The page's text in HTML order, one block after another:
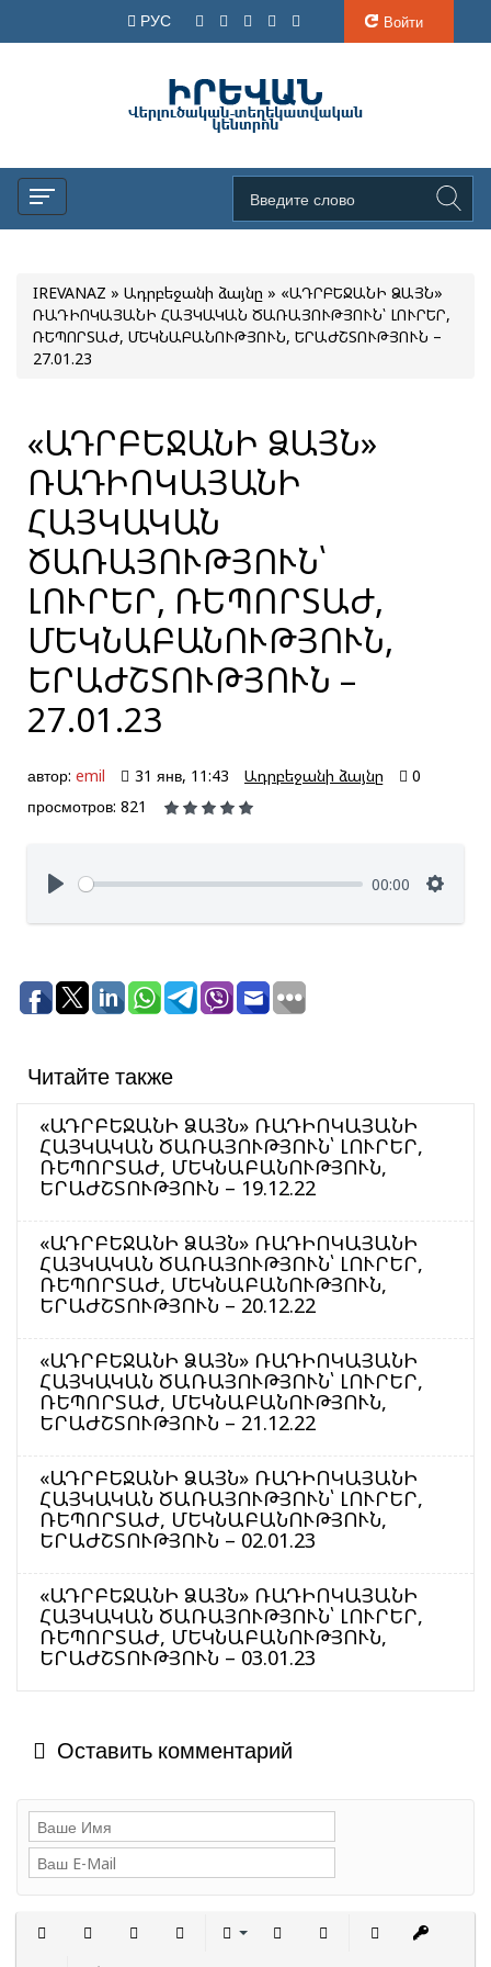
РУС Войти
IREVANAZ » Ադրբեջանի ձայնը » «ԱԴՐԲԵՋԱՆԻ ՁԱՅՆ»
ՌԱԴԻՈԿԱՅԱՆԻ ՀԱՅԿԱԿԱՆ ԾԱՌԱՅՈՒԹՅՈՒՆ՝ ԼՈՒՐԵՐ,
ՌԵՊՈՐՏԱԺ, ՄԵԿՆԱԲԱՆՈՒԹՅՈՒՆ, ԵՐԱԺՇՏՈՒԹՅՈՒՆ –
27.01.23
«ԱԴՐԲԵՋԱՆԻ ՁԱՅՆ»
ՌԱԴԻՈԿԱՅԱՆԻ
ՀԱՅԿԱԿԱՆ
ԾԱՌԱՅՈՒԹՅՈՒՆ՝
ԼՈՒՐԵՐ, ՌԵՊՈՐՏԱԺ,
ՄԵԿՆԱԲԱՆՈՒԹՅՈՒՆ,
ԵՐԱԺՇՏՈՒԹՅՈՒՆ –
27.01.23
автор: emil 31 янв, 11:43 Ադրբեջանի ձայնը
0
просмотров: 821
00:00
Читайте также
«ԱԴՐԲԵՋԱՆԻ ՁԱՅՆ» ՌԱԴԻՈԿԱՅԱՆԻ
ՀԱՅԿԱԿԱՆ ԾԱՌԱՅՈՒԹՅՈՒՆ՝ ԼՈՒՐԵՐ,
ՌԵՊՈՐՏԱԺ, ՄԵԿՆԱԲԱՆՈՒԹՅՈՒՆ,
ԵՐԱԺՇՏՈՒԹՅՈՒՆ – 19.12.22
«ԱԴՐԲԵՋԱՆԻ ՁԱՅՆ» ՌԱԴԻՈԿԱՅԱՆԻ
ՀԱՅԿԱԿԱՆ ԾԱՌԱՅՈՒԹՅՈՒՆ՝ ԼՈՒՐԵՐ,
ՌԵՊՈՐՏԱԺ, ՄԵԿՆԱԲԱՆՈՒԹՅՈՒՆ,
ԵՐԱԺՇՏՈՒԹՅՈՒՆ – 20.12.22
«ԱԴՐԲԵՋԱՆԻ ՁԱՅՆ» ՌԱԴԻՈԿԱՅԱՆԻ
ՀԱՅԿԱԿԱՆ ԾԱՌԱՅՈՒԹՅՈՒՆ՝ ԼՈՒՐԵՐ,
ՌԵՊՈՐՏԱԺ, ՄԵԿՆԱԲԱՆՈՒԹՅՈՒՆ,
ԵՐԱԺՇՏՈՒԹՅՈՒՆ – 21.12.22
«ԱԴՐԲԵՋԱՆԻ ՁԱՅՆ» ՌԱԴԻՈԿԱՅԱՆԻ
ՀԱՅԿԱԿԱՆ ԾԱՌԱՅՈՒԹՅՈՒՆ՝ ԼՈՒՐԵՐ,
ՌԵՊՈՐՏԱԺ, ՄԵԿՆԱԲԱՆՈՒԹՅՈՒՆ,
ԵՐԱԺՇՏՈՒԹՅՈՒՆ – 02.01.23
«ԱԴՐԲԵՋԱՆԻ ՁԱՅՆ» ՌԱԴԻՈԿԱՅԱՆԻ
ՀԱՅԿԱԿԱՆ ԾԱՌԱՅՈՒԹՅՈՒՆ՝ ԼՈՒՐԵՐ,
ՌԵՊՈՐՏԱԺ, ՄԵԿՆԱԲԱՆՈՒԹՅՈՒՆ,
ԵՐԱԺՇՏՈՒԹՅՈՒՆ – 03.01.23
Оставить комментарий
Полужирный